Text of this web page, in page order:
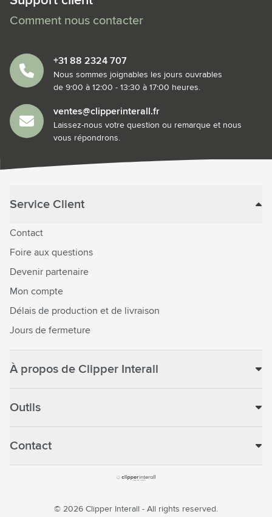
Comment nous contacter
+31 88 2324 707
Nous sommes joignables les jours ouvrables
de 9:00 à 12:00 - 13:30 à 17:00 heures.
ventes@clipperinterall.fr
Laissez-nous votre question ou remarque et nous
vous répondrons.
Service Client
Contact
Foire aux questions
Devenir partenaire
Mon compte
Délais de production et de livraison
Jours de fermeture
À propos de Clipper Interall
Outils
Contact
© 2026 Clipper Interall - All rights reserved.